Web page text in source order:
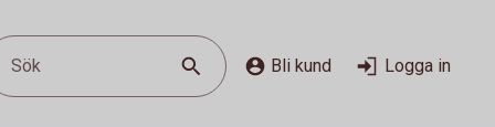
Sök Bli kund Logga in